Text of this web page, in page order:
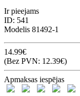
Ir pieejams
ID: 541
Modelis 81492-1
14.99€
(Bez PVN: 12.39€)
Apmaksas iespējas